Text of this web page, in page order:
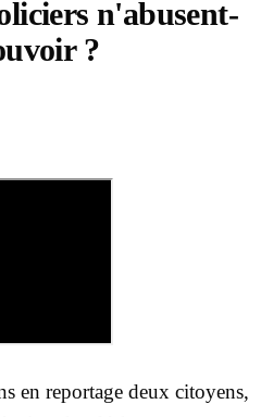
n'abusent-
?
en reportage deux citoyens,